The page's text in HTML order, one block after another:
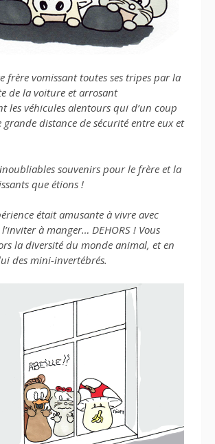
frère vomissant toutes ses tripes par la
de la voiture et arrosant
les véhicules alentours qui d’un coup
distance de sécurité entre eux et
souvenirs pour le frère et la
que étions !
était amusante à vivre avec
à manger… DEHORS ! Vous
la diversité du monde animal, et en
des mini-invertébrés.